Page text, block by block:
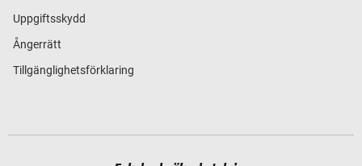
Uppgiftsskydd
Ångerrätt
Tillgänglighetsförklaring